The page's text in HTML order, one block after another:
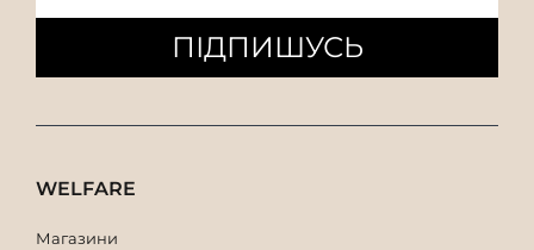
ПІДПИШУСЬ
WELFARE
Магазини